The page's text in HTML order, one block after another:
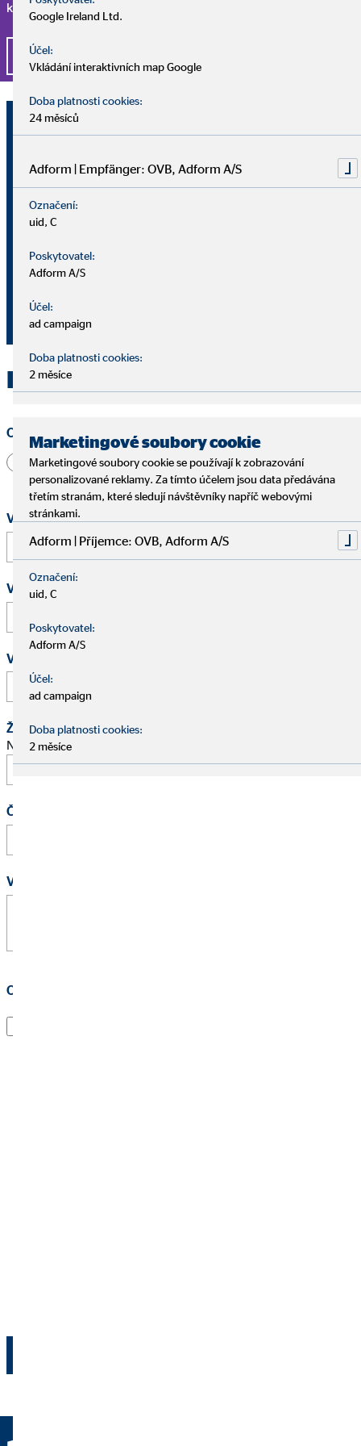
kompetentními a milými kolegy, pak jste tu správně.
Ing. Michal Grygar
a.s.
Krnovská 39 / 54
74601 Opava
+420 73 4805344
michal.grygar@ovbmail.cz
Kontaktujte OVB Opava
Oslovení
Pan Paní Jiné
Vaše jméno a příjmení*
Vaše e-mailová adresa
Vaše telefonní číslo
Žádost o schůzku
Navrhněte prosím termín osobního pohovoru.
Čas
Vaše zpráva
Ochrana osobních údajů
Google Ireland Ltd.
Účel:
Vkládání interaktivních map Google
Doba platnosti cookies:
24 měsíců
Adform | Empfänger: OVB, Adform A/S
Označení:
uid, C
Poskytovatel:
Adform A/S
Účel:
ad campaign
Doba platnosti cookies:
2 měsíce
Marketingové soubory cookie
Marketingové soubory cookie se používají k zobrazování
personalizované reklamy. Za tímto účelem jsou data předávána
třetím stranám, které sledují návštěvníky napříč webovými
stránkami.
Adform | Příjemce: OVB, Adform A/S
Označení:
uid, C
Poskytovatel:
Adform A/S
Účel:
ad campaign
Doba platnosti cookies:
2 měsíce